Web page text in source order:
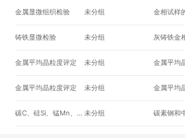
金属显微组织检验 未分组
铸铁显微检验 未分组
金属平均晶粒度评定 未分组
金属平均晶粒度评定 未分组
未分组